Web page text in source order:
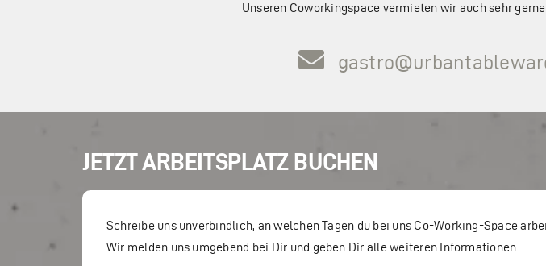
Unseren Coworkingspace vermieten wir auch sehr
JETZT ARBEITSPLATZ BUCHEN
Schreibe uns unverbindlich, an welchen Tagen du bei uns Co-Working-Space
Wir melden uns umgebend bei Dir und geben Dir alle weiteren Informationen.